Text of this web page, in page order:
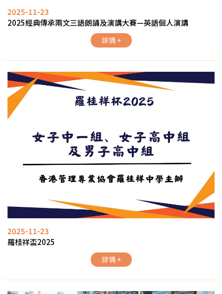
2025-11-23
2025經典傳承兩文三語朗誦及演講大賽—英語個人演講
詳情 +
2025-11-23
羅桂祥盃2025
詳情 +